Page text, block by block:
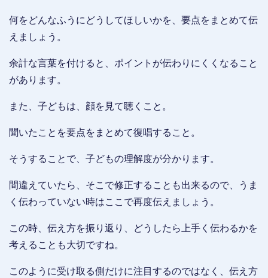
何をどんなふうにどうしてほしいかを、要点をまとめて伝
えましょう。
余計な言葉を付けると、ポイントが伝わりにくくなること
があります。
また、子どもは、顔を見て聴くこと。
聞いたことを要点をまとめて復唱すること。
そうすることで、子どもの理解度が分かります。
間違えていたら、そこで修正することも出来るので、うま
く伝わっていない時はここで再度伝えましょう。
この時、伝え方を振り返り、どうしたら上手く伝わるかを
考えることも大切ですね。
このように受け取る側だけに注目するのではなく、伝え方